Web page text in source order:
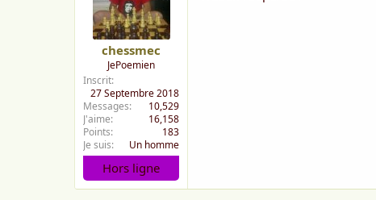
chessmec
JePoemien
Inscrit
27 Septembre 2018
Messages
10,529
J'aime
16,158
Points
183
Je suis
Un homme
Hors ligne